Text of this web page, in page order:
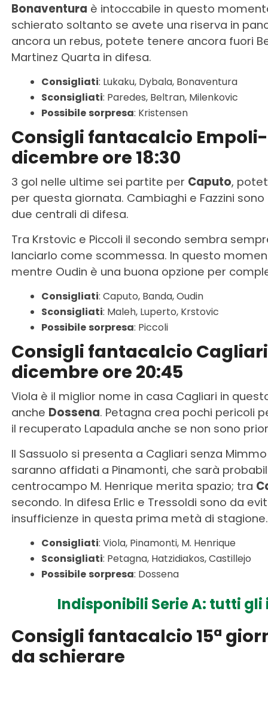
Bonaventura è intoccabile in questo
schierato soltanto se avete una riserva in
ancora un rebus, potete tenere ancora fuori
Martinez Quarta in difesa.
Consigliati: Lukaku, Dybala, Bonaventura
Sconsigliati: Paredes, Beltran, Milenkovic
Possibile sorpresa: Kristensen
Consigli fantacalcio Empoli-
dicembre ore 18:30
3 gol nelle ultime sei partite per Caputo,
per questa giornata. Cambiaghi e Fazzini
due centrali di difesa.
Tra Krstovic e Piccoli il secondo sembra
lanciarlo come scommessa. In questo
mentre Oudin è una buona opzione per
Consigliati: Caputo, Banda, Oudin
Sconsigliati: Maleh, Luperto, Krstovic
Possibile sorpresa: Piccoli
Consigli fantacalcio
dicembre ore 20:45
Viola è il miglior nome in casa Cagliari in
anche Dossena. Petagna crea pochi pericoli
il recuperato Lapadula anche se non sono
Il Sassuolo si presenta a Cagliari senza
saranno affidati a Pinamonti, che sarà
centrocampo M. Henrique merita spazio; tra
secondo. In difesa Erlic e Tressoldi sono da
insufficienze in questa prima metà di stagione.
Consigliati: Viola, Pinamonti, M. Henrique
Sconsigliati: Petagna, Hatzidiakos, Castillejo
Possibile sorpresa: Dossena
Indisponibili Serie A: tutti
Consigli fantacalcio 15ª
da schierare